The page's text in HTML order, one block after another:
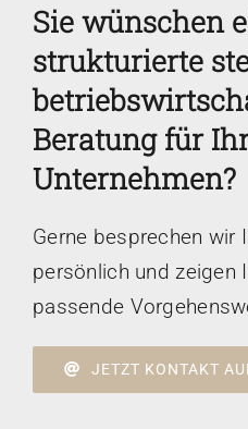
Sie wünschen
strukturierte
Beratung für
Unternehmen?
Gerne besprechen wir
persönlich und zeigen
passende
JETZT KONTAKT